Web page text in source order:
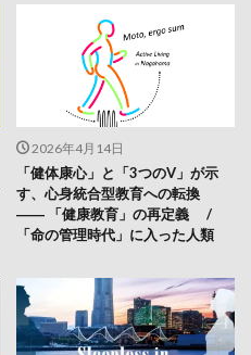
2026年4月14日
「健体康心」と「3つのV」が示
す、心身統合型教育への転換
―― 「健康教育」の再定義 /
「命の管理時代」に入った人類